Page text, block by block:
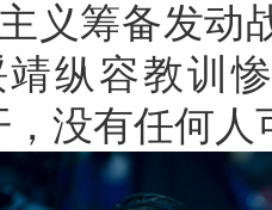
义筹备发动
靖纵容教训
，没有任何